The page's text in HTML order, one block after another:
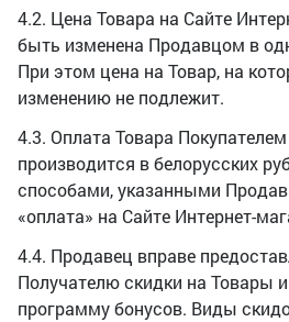
4.2. Цена Товара на Сайте
быть изменена Продавцом в
При этом цена на Товар, на
изменению не подлежит.
4.3. Оплата Товара
производится в белорусских
способами, указанными
«оплата» на Сайте Интернет-
4.4. Продавец вправе
Получателю скидки на Товары
программу бонусов. Виды